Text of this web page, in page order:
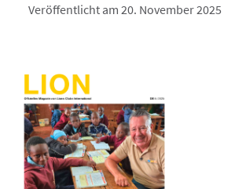
Veröffentlicht am 20. November 2025